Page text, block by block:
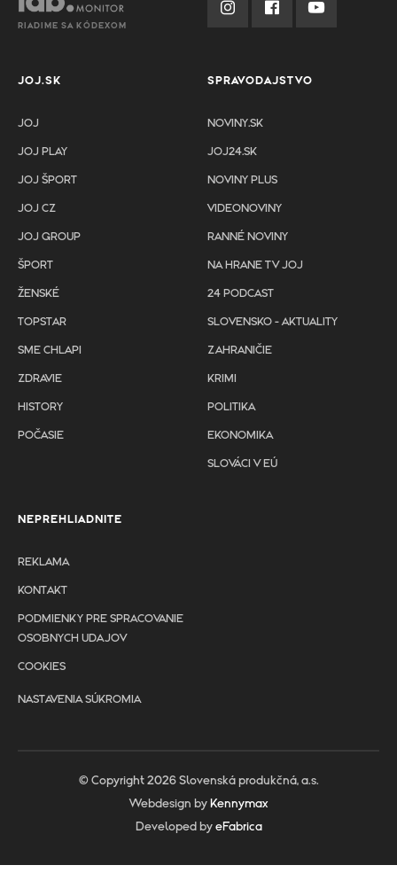
RIADIME SA KÓDEXOM
JOJ.SK
JOJ
JOJ PLAY
JOJ ŠPORT
JOJ CZ
JOJ GROUP
ŠPORT
ŽENSKÉ
TOPSTAR
SME CHLAPI
ZDRAVIE
HISTORY
POČASIE
SPRAVODAJSTVO
NOVINY.SK
JOJ24.SK
NOVINY PLUS
VIDEONOVINY
RANNÉ NOVINY
NA HRANE TV JOJ
24 PODCAST
SLOVENSKO - AKTUALITY
ZAHRANIČIE
KRIMI
POLITIKA
EKONOMIKA
SLOVÁCI V EÚ
NEPREHLIADNITE
REKLAMA
KONTAKT
PODMIENKY PRE SPRACOVANIE
OSOBNYCH UDAJOV
COOKIES
NASTAVENIA SÚKROMIA
© Copyright 2026 Slovenská produkčná, a.s.
Webdesign by Kennymax
Developed by eFabrica